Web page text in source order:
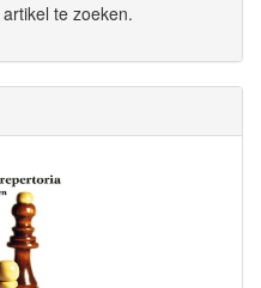
te zoeken.